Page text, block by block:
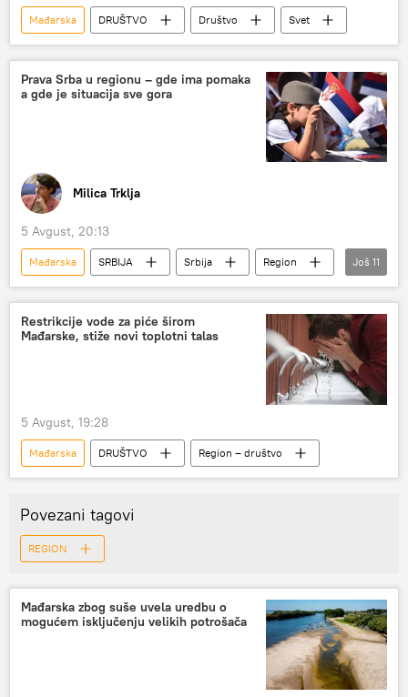
Mađarska DRUŠTVO Društvo Svet
Prava Srba u regionu – gde ima pomaka
a gde je situacija sve gora
Milica Trklja
5 Avgust, 20:13
Mađarska SRBIJA Srbija
Region
srpski narod
izveštaj
prava Srba
Srbi u Hrvatskoj
Srbi u Crnoj Gori
Republika Srpska (RS)
Severna Makedonija
Još 11
Restrikcije vode za piće širom
Mađarske, stiže novi toplotni talas
5 Avgust, 19:28
Mađarska DRUŠTVO Region – društvo
Povezani tagovi
REGION
Mađarska zbog suše uvela uredbu o
mogućem isključenju velikih potrošača